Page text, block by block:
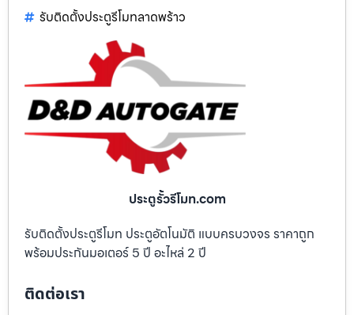
รับติดตั้งประตูรีโมทลาดพร้าว
ประตูรั้วรีโมท.com
รับติดตั้งประตูรีโมท ประตูอัตโนมัติ แบบครบวงจร ราคาถูก
พร้อมประกันมอเตอร์ 5 ปี อะไหล่ 2 ปี
ติดต่อเรา